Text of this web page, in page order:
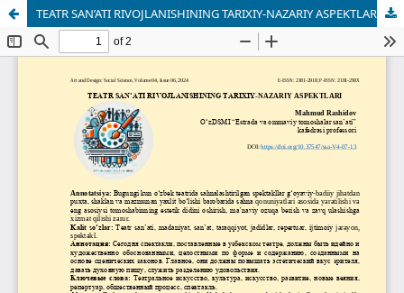
TEATR SAN’ATI RIVOJLANISHINING TARIXIY-NAZARIY ASPEKTLARI